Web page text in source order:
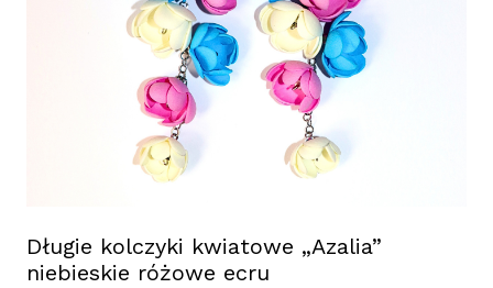
Długie kolczyki kwiatowe „Azalia”
niebieskie różowe ecru